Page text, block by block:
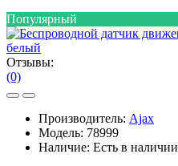
Популярный
Отзывы:
(0)
Производитель: Ajax
Модель: 78999
Наличие: Есть в наличии